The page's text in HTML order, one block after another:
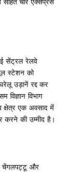
चार एक्सप्रेस
सेंट्रल रेलवे
स्टेशन को
उड़ानें रद्द कर
विज्ञान विभाग
क्षेत्र एक अवसाद में
करने की उम्मीद है।
चेंगलपट्टू और